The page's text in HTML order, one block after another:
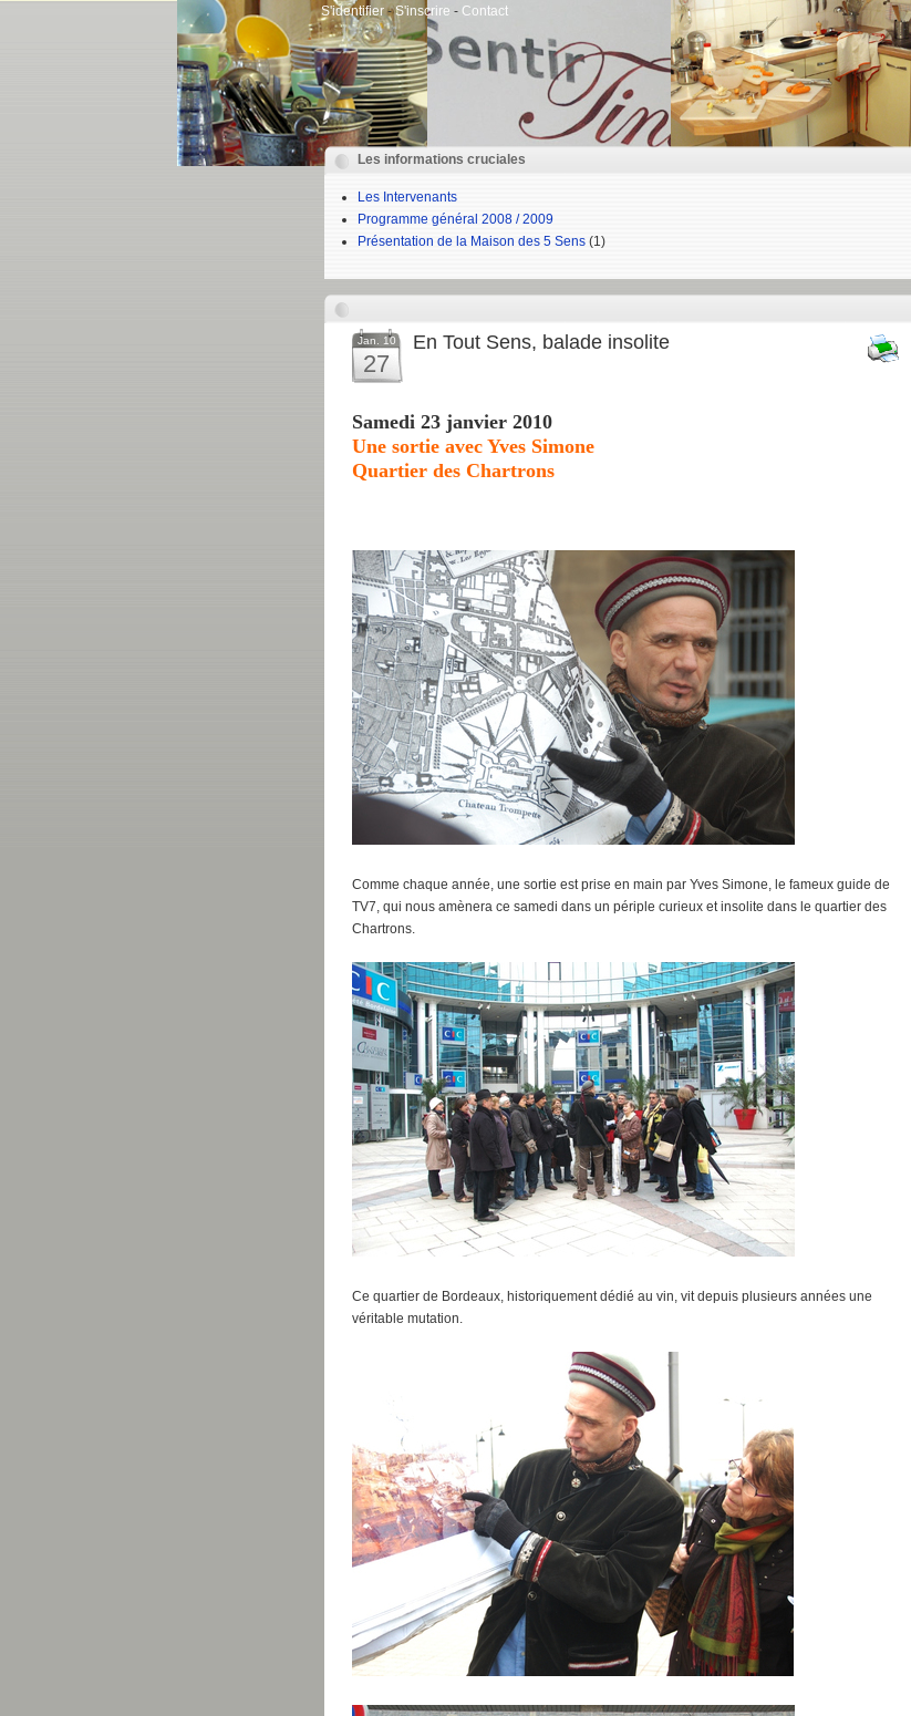
S'identifier -S'inscrire - Contact
Les informations cruciales
Les Intervenants
Programme général 2008 / 2009
Présentation de la Maison des 5 Sens(1)
Jan. 10
27
En Tout Sens, balade insolite
Samedi 23 janvier 2010
Une sortie avec Yves Simone
Quartier des Chartrons
Comme chaque année, une sortie est prise en main par Yves Simone, le fameux guide de
TV7, qui nous amènera ce samedi dans un périple curieux et insolite dans le quartier des
Chartrons.
Ce quartier de Bordeaux, historiquement dédié au vin, vit depuis plusieurs années une
véritable mutation.